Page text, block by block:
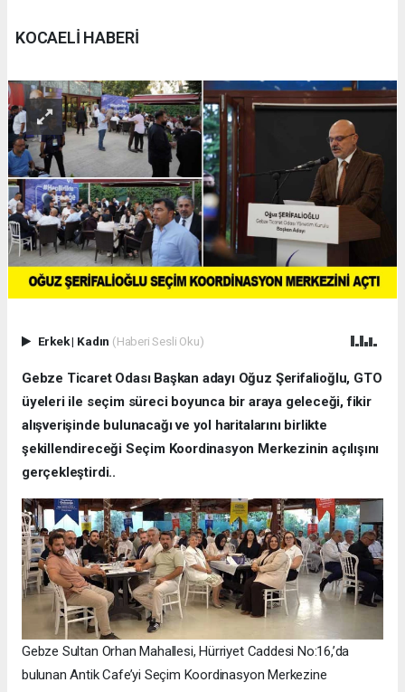
KOCAELİ HABERİ
Erkek| Kadın (Haberi Sesli Oku)
Gebze Ticaret Odası Başkan adayı Oğuz Şerifalioğlu, GTO
üyeleri ile seçim süreci boyunca bir araya geleceği, fikir
alışverişinde bulunacağı ve yol haritalarını birlikte
şekillendireceği Seçim Koordinasyon Merkezinin açılışını
gerçekleştirdi..
Gebze Sultan Orhan Mahallesi, Hürriyet Caddesi No:16,’da
bulunan Antik Cafe’yi Seçim Koordinasyon Merkezine